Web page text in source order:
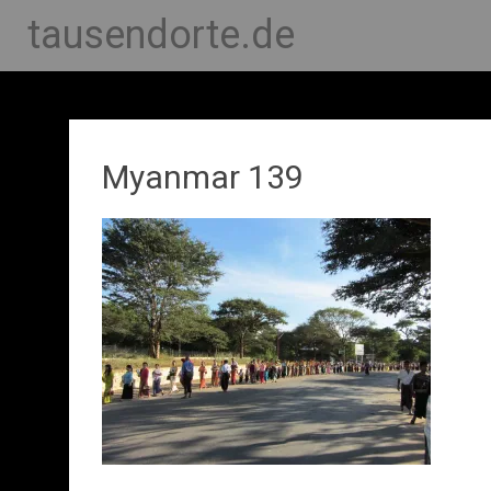
tausendorte.de
Myanmar 139